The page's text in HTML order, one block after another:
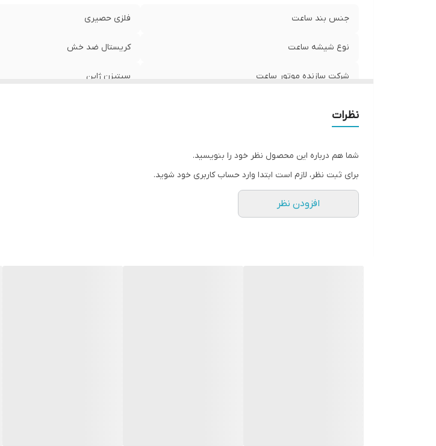
جنس بند ساعت فلزی حصیری
نوع شیشه ساعت کریستال ضد خش
شرکت سازنده موتور ساعت سیتیزن ژاپن
قطر صفحه ساعت
نظرات
شما هم درباره این محصول نظر خود را بنویسید.
برای ثبت نظر، لازم است ابتدا وارد حساب کاربری خود شوید.
افزودن نظر